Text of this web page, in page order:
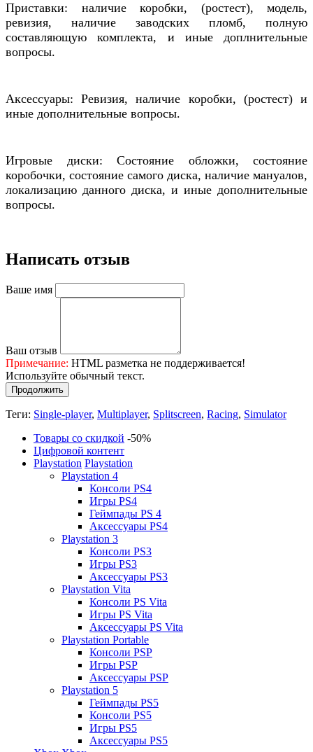
Приставки: наличие коробки, (ростест), модель,
ревизия, наличие заводских пломб, полную
составляющую комплекта, и иные доплнительные
вопросы.
Аксессуары: Ревизия, наличие коробки, (ростест) и
иные дополнительные вопросы.
Игровые диски: Состояние обложки, состояние
коробочки, состояние самого диска, наличие мануалов,
локализацию данного диска, и иные дополнительные
вопросы.
Написать отзыв
Ваше имя
Ваш отзыв
Примечание: HTML разметка не поддерживается!
Используйте обычный текст.
Продолжить
Теги: Single-player, Multiplayer, Splitscreen, Racing, Simulator
Товары со скидкой -50%
Цифровой контент
Playstation Playstation
Playstation 4
Консоли PS4
Игры PS4
Геймпады PS 4
Аксессуары PS4
Playstation 3
Консоли PS3
Игры PS3
Аксессуары PS3
Playstation Vita
Консоли PS Vita
Игры PS Vita
Аксессуары PS Vita
Playstation Portable
Консоли PSP
Игры PSP
Аксессуары PSP
Playstation 5
Геймпады PS5
Консоли PS5
Игры PS5
Аксессуары PS5